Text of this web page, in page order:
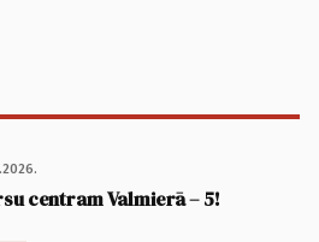
centram Valmierā – 5!